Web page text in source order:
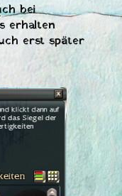
bei
erhalten
erst später